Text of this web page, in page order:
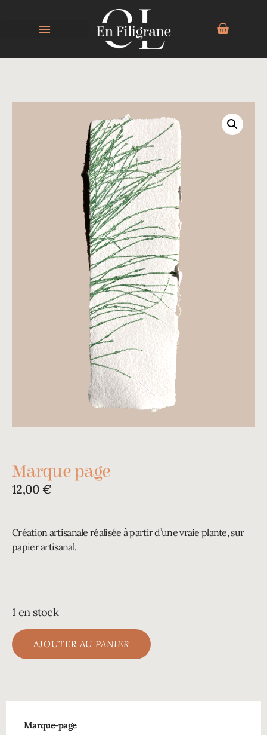
Marque page
12,00 €
Création artisanale réalisée à partir d’une vraie plante, sur
papier artisanal.
1 en stock
AJOUTER AU PANIER
Marque-page